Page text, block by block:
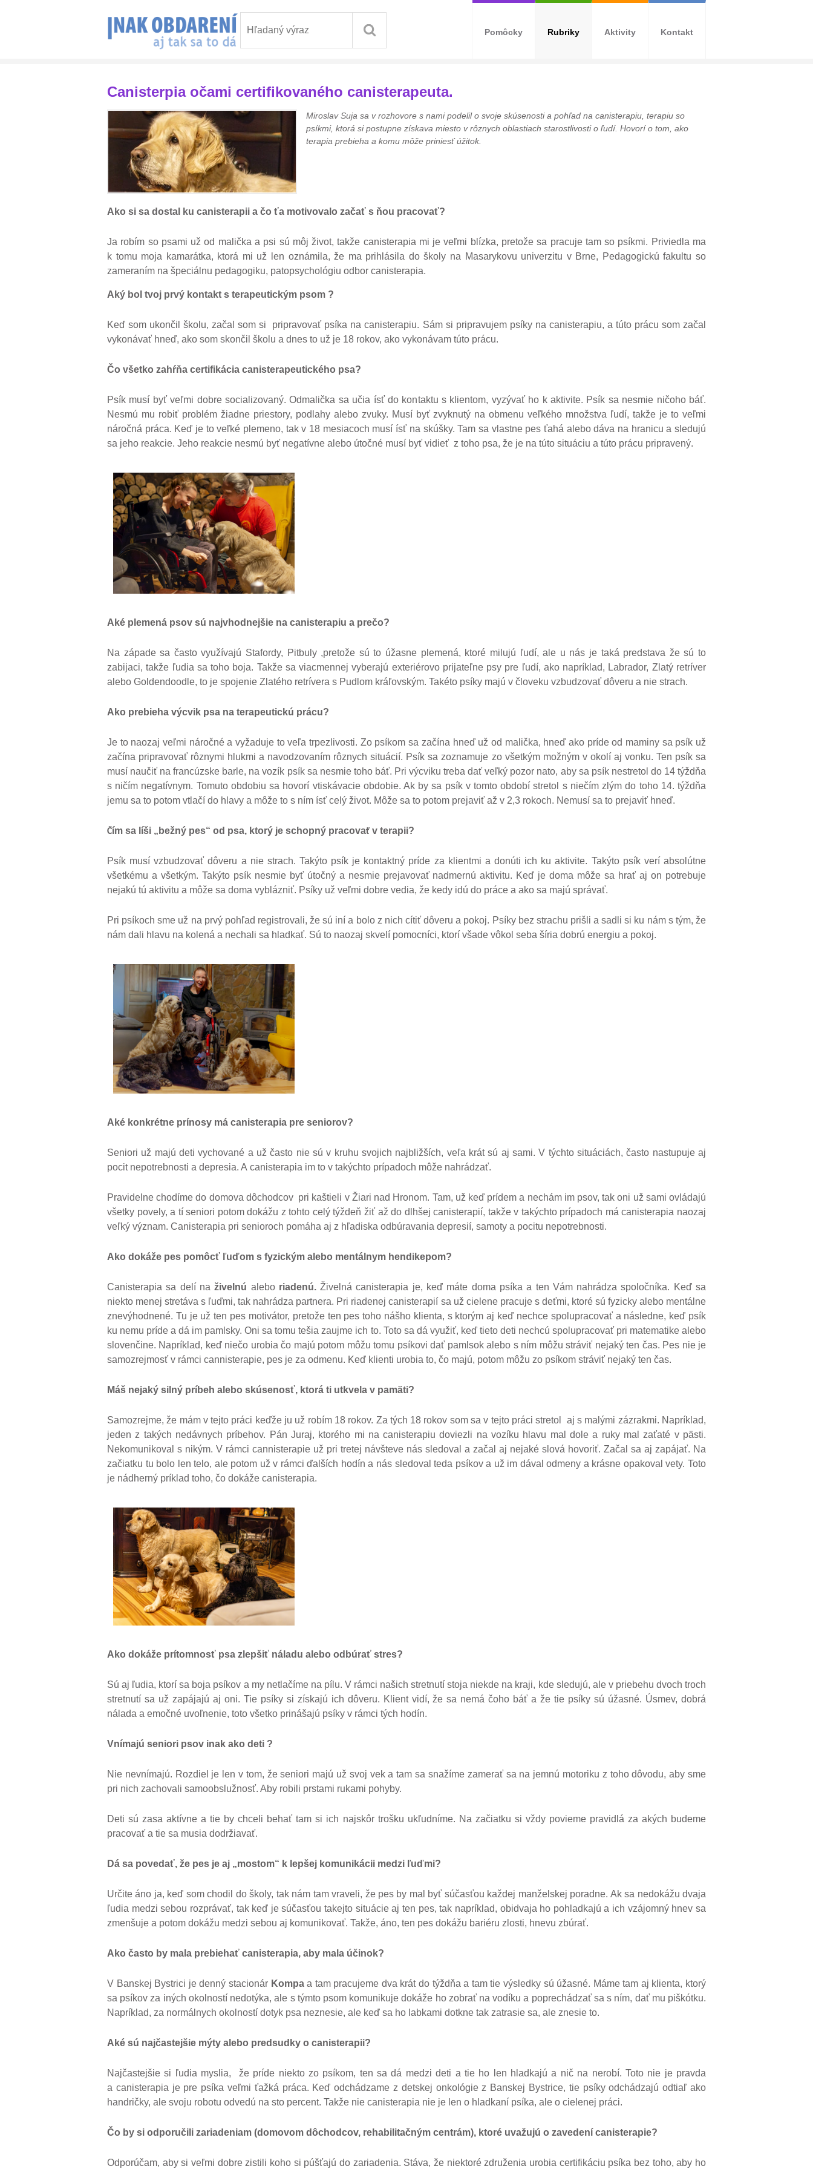
Canisterpia očami certifikovaného canisterapeuta.
Miroslav Suja sa v rozhovore s nami podelil o svoje skúsenosti a pohľad na canisterapiu, terapiu so
psíkmi, ktorá si postupne získava miesto v rôznych oblastiach starostlivosti o ľudí. Hovorí o tom, ako
terapia prebieha a komu môže priniesť úžitok.
Ako si sa dostal ku canisterapii a čo ťa motivovalo začať s ňou pracovať?
Ja robím so psami už od malička a psi sú môj život, takže canisterapia mi je veľmi blízka, pretože sa pracuje tam so psíkmi. Priviedla ma
k tomu moja kamarátka, ktorá mi už len oznámila, že ma prihlásila do školy na Masarykovu univerzitu v Brne, Pedagogickú fakultu so
zameraním na špeciálnu pedagogiku, patopsychológiu odbor canisterapia.
Aký bol tvoj prvý kontakt s terapeutickým psom ?
Keď som ukončil školu, začal som si pripravovať psíka na canisterapiu. Sám si pripravujem psíky na canisterapiu, a túto prácu som začal
vykonávať hneď, ako som skončil školu a dnes to už je 18 rokov, ako vykonávam túto prácu.
Čo všetko zahŕňa certifikácia canisterapeutického psa?
Psík musí byť veľmi dobre socializovaný. Odmalička sa učia ísť do kontaktu s klientom, vyzývať ho k aktivite. Psík sa nesmie ničoho báť.
Nesmú mu robiť problém žiadne priestory, podlahy alebo zvuky. Musí byť zvyknutý na obmenu veľkého množstva ľudí, takže je to veľmi
náročná práca. Keď je to veľké plemeno, tak v 18 mesiacoch musí ísť na skúšky. Tam sa vlastne pes ťahá alebo dáva na hranicu a sledujú
sa jeho reakcie. Jeho reakcie nesmú byť negatívne alebo útočné musí byť vidieť z toho psa, že je na túto situáciu a túto prácu pripravený.
Aké plemená psov sú najvhodnejšie na canisterapiu a prečo?
Na západe sa často využívajú Stafordy, Pitbuly ,pretože sú to úžasne plemená, ktoré milujú ľudí, ale u nás je taká predstava že sú to
zabijaci, takže ľudia sa toho boja. Takže sa viacmennej vyberajú exteriérovo prijateľne psy pre ľudí, ako napríklad, Labrador, Zlatý retríver
alebo Goldendoodle, to je spojenie Zlatého retrívera s Pudlom kráľovským. Takéto psíky majú v človeku vzbudzovať dôveru a nie strach.
Ako prebieha výcvik psa na terapeutickú prácu?
Je to naozaj veľmi náročné a vyžaduje to veľa trpezlivosti. Zo psíkom sa začína hneď už od malička, hneď ako príde od maminy sa psík už
začína pripravovať rôznymi hlukmi a navodzovaním rôznych situácií. Psík sa zoznamuje zo všetkým možným v okolí aj vonku. Ten psík sa
musí naučiť na francúzske barle, na vozík psík sa nesmie toho báť. Pri výcviku treba dať veľký pozor nato, aby sa psík nestretol do 14 týždňa
s ničím negatívnym. Tomuto obdobiu sa hovorí vtiskávacie obdobie. Ak by sa psík v tomto období stretol s niečím zlým do toho 14. týždňa
jemu sa to potom vtlačí do hlavy a môže to s ním ísť celý život. Môže sa to potom prejaviť až v 2,3 rokoch. Nemusí sa to prejaviť hneď.
Čím sa líši „bežný pes“ od psa, ktorý je schopný pracovať v terapii?
Psík musí vzbudzovať dôveru a nie strach. Takýto psík je kontaktný príde za klientmi a donúti ich ku aktivite. Takýto psík verí absolútne
všetkému a všetkým. Takýto psík nesmie byť útočný a nesmie prejavovať nadmernú aktivitu. Keď je doma môže sa hrať aj on potrebuje
nejakú tú aktivitu a môže sa doma vyblázniť. Psíky už veľmi dobre vedia, že kedy idú do práce a ako sa majú správať.
Pri psíkoch sme už na prvý pohľad registrovali, že sú iní a bolo z nich cítiť dôveru a pokoj. Psíky bez strachu prišli a sadli si ku nám s tým, že
nám dali hlavu na kolená a nechali sa hladkať. Sú to naozaj skvelí pomocníci, ktorí všade vôkol seba šíria dobrú energiu a pokoj.
Aké konkrétne prínosy má canisterapia pre seniorov?
Seniori už majú deti vychované a už často nie sú v kruhu svojich najbližších, veľa krát sú aj sami. V týchto situáciách, často nastupuje aj
pocit nepotrebnosti a depresia. A canisterapia im to v takýchto prípadoch môže nahrádzať.
Pravidelne chodíme do domova dôchodcov pri kaštieli v Žiari nad Hronom. Tam, už keď prídem a nechám im psov, tak oni už sami ovládajú
všetky povely, a tí seniori potom dokážu z tohto celý týždeň žiť až do dlhšej canisterapií, takže v takýchto prípadoch má canisterapia naozaj
veľký význam. Canisterapia pri senioroch pomáha aj z hľadiska odbúravania depresií, samoty a pocitu nepotrebnosti.
Ako dokáže pes pomôcť ľuďom s fyzickým alebo mentálnym hendikepom?
Canisterapia sa delí naživelnú alebo riadenú.Živelná canisterapia je, keď máte doma psíka a ten Vám nahrádza spoločníka. Keď sa
niekto menej stretáva s ľuďmi, tak nahrádza partnera. Pri riadenej canisterapií sa už cielene pracuje s deťmi, ktoré sú fyzicky alebo mentálne
znevýhodnené. Tu je už ten pes motivátor, pretože ten pes toho nášho klienta, s ktorým aj keď nechce spolupracovať a následne, keď psík
ku nemu príde a dá im pamlsky. Oni sa tomu tešia zaujme ich to. Toto sa dá využiť, keď tieto deti nechcú spolupracovať pri matematike alebo
slovenčine. Napríklad, keď niečo urobia čo majú potom môžu tomu psíkovi dať pamlsok alebo s ním môžu stráviť nejaký ten čas. Pes nie je
samozrejmosť v rámci cannisterapie, pes je za odmenu. Keď klienti urobia to, čo majú, potom môžu zo psíkom stráviť nejaký ten čas.
Máš nejaký silný príbeh alebo skúsenosť, ktorá ti utkvela v pamäti?
Samozrejme, že mám v tejto práci keďže ju už robím 18 rokov. Za tých 18 rokov som sa v tejto práci stretol aj s malými zázrakmi. Napríklad,
jeden z takých nedávnych príbehov. Pán Juraj, ktorého mi na canisterapiu doviezli na vozíku hlavu mal dole a ruky mal zaťaté v pästi.
Nekomunikoval s nikým. V rámci cannisterapie už pri tretej návšteve nás sledoval a začal aj nejaké slová hovoriť. Začal sa aj zapájať. Na
začiatku tu bolo len telo, ale potom už v rámci ďalších hodín a nás sledoval teda psíkov a už im dával odmeny a krásne opakoval vety. Toto
je nádherný príklad toho, čo dokáže canisterapia.
Ako dokáže prítomnosť psa zlepšiť náladu alebo odbúrať stres?
Sú aj ľudia, ktorí sa boja psíkov a my netlačíme na pílu. V rámci našich stretnutí stoja niekde na kraji, kde sledujú, ale v priebehu dvoch troch
stretnutí sa už zapájajú aj oni. Tie psíky si získajú ich dôveru. Klient vidí, že sa nemá čoho báť a že tie psíky sú úžasné. Úsmev, dobrá
nálada a emočné uvoľnenie, toto všetko prinášajú psíky v rámci tých hodín.
Vnímajú seniori psov inak ako deti ?
Nie nevnímajú. Rozdiel je len v tom, že seniori majú už svoj vek a tam sa snažíme zamerať sa na jemnú motoriku z toho dôvodu, aby sme
pri nich zachovali samoobslužnosť. Aby robili prstami rukami pohyby.
Deti sú zasa aktívne a tie by chceli behať tam si ich najskôr trošku ukľudníme. Na začiatku si vždy povieme pravidlá za akých budeme
pracovať a tie sa musia dodržiavať.
Dá sa povedať, že pes je aj „mostom“ k lepšej komunikácii medzi ľuďmi?
Určite áno ja, keď som chodil do školy, tak nám tam vraveli, že pes by mal byť súčasťou každej manželskej poradne. Ak sa nedokážu dvaja
ľudia medzi sebou rozprávať, tak keď je súčasťou takejto situácie aj ten pes, tak napríklad, obidvaja ho pohladkajú a ich vzájomný hnev sa
zmenšuje a potom dokážu medzi sebou aj komunikovať. Takže, áno, ten pes dokážu bariéru zlosti, hnevu zbúrať.
Ako často by mala prebiehať canisterapia, aby mala účinok?
V Banskej Bystrici je denný stacionár Kompaa tam pracujeme dva krát do týždňa a tam tie výsledky sú úžasné. Máme tam aj klienta, ktorý
sa psíkov za iných okolností nedotýka, ale s týmto psom komunikuje dokáže ho zobrať na vodíku a poprechádzať sa s ním, dať mu piškótku.
Napríklad, za normálnych okolností dotyk psa neznesie, ale keď sa ho labkami dotkne tak zatrasie sa, ale znesie to.
Aké sú najčastejšie mýty alebo predsudky o canisterapii?
Najčastejšie si ľudia myslia, že príde niekto zo psíkom, ten sa dá medzi deti a tie ho len hladkajú a nič na nerobí. Toto nie je pravda
a canisterapia je pre psíka veľmi ťažká práca. Keď odchádzame z detskej onkológie z Banskej Bystrice, tie psíky odchádzajú odtiaľ ako
handričky, ale svoju robotu odvedú na sto percent. Takže nie canisterapia nie je len o hladkaní psíka, ale o cielenej práci.
Čo by si odporučili zariadeniam (domovom dôchodcov, rehabilitačným centrám), ktoré uvažujú o zavedení canisterapie?
Odporúčam, aby si veľmi dobre zistili koho si púšťajú do zariadenia. Stáva, že niektoré združenia urobia certifikáciu psíka bez toho, aby ho
Pomôcky Rubriky Aktivity Kontakt